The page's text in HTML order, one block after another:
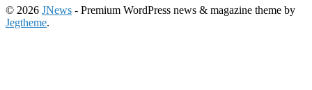
© 2026 JNews - Premium WordPress news & magazine theme by
Jegtheme.